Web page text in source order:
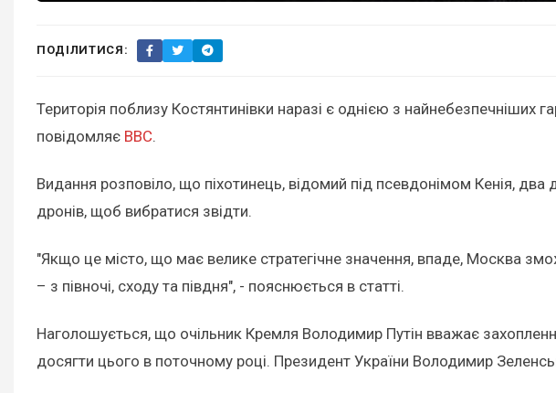
ПОДІЛИТИСЯ:
Територія поблизу Костянтинівки наразі є однією з найнебезпечніших
повідомляє BBC.
Видання розповіло, що піхотинець, відомий під псевдонімом Кенія,
дронів, щоб вибратися звідти.
"Якщо це місто, що має велике стратегічне значення, впаде, Москва
– з півночі, сходу та півдня", - пояснюється в статті.
Наголошується, що очільник Кремля Володимир Путін вважає
досягти цього в поточному році. Президент України Володимир